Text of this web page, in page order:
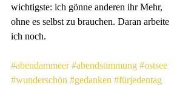
wichtigste: ich gönne anderen ihr Mehr,
ohne es selbst zu brauchen. Daran arbeite
ich noch.
#abendammeer #abendstimmung #ostsee
#wunderschön #gedanken #fürjedentag